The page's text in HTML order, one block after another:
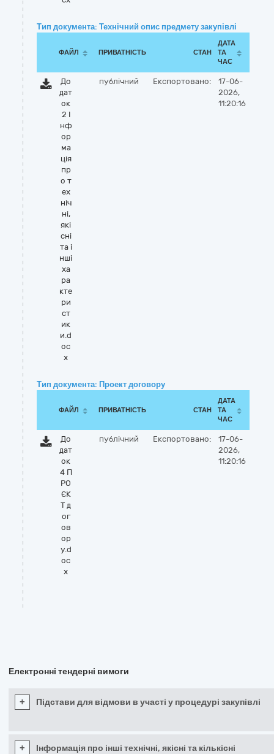
Тип документа: Технічний опис предмету закупівлі
ФАЙЛ ПРИВАТНІСТЬ СТАН
ДАТА
ТА
ЧАС
До
дат
ок
2 І
нф
ор
ма
ція
пр
о т
ех
ніч
ні,
які
сні
та і
нші
ха
ра
кте
ри
ст
ик
и.d
oc
x
публічний Експортовано:
17-06-
2026,
11:20:16
Тип документа: Проект договору
ФАЙЛ ПРИВАТНІСТЬ СТАН
ДАТА
ТА
ЧАС
До
дат
ок
4 П
РО
ЄК
Т д
ог
ов
ор
у.d
oc
x
публічний Експортовано:
17-06-
2026,
11:20:16
Електронні тендерні вимоги
+ Підстави для відмови в участі у процедурі закупівлі
+
Інформація про інші технічні, якісні та кількісні